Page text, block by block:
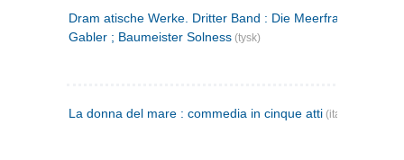
Dram atische Werke. Dritter Band : Die Meerfrau ; Hedda
Gabler ; Baumeister Solness (tysk)
La donna del mare : commedia in cinque atti (italiensk)